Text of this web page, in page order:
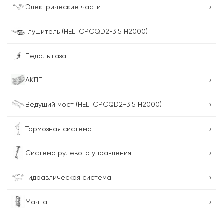
Электрические части ›
Глушитель (HELI CPCQD2-3.5 H2000)
Педаль газа
AКПП ›
Ведущий мост (HELI CPCQD2-3.5 H2000) ›
Тормозная система ›
Система рулевого управления ›
Гидравлическая система ›
Мачта ›